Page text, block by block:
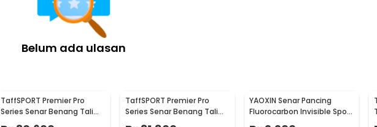
Belum ada ulasan
TaffSPORT Premier Pro
Series Senar Benang Tali
Pancing PE Braided 300M
TaffSPORT Premier Pro
Series Senar Benang Tali
Pancing PE Braided 300M
YAOXIN Senar Pancing
Fluorocarbon Invisible Spot